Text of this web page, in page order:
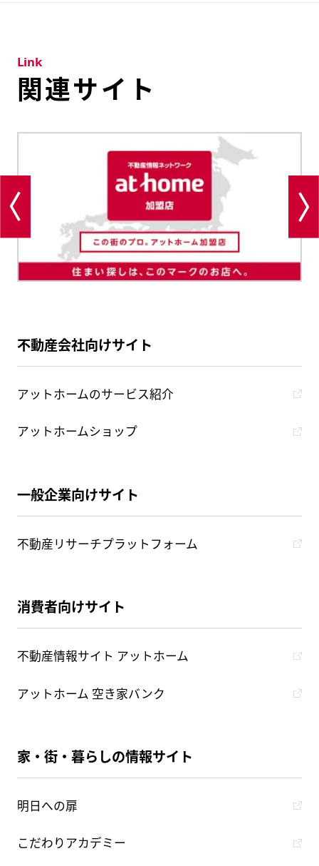
関連サイト
Link
不動産会社向けサイト
アットホームのサービス紹介
アットホームショップ
一般企業向けサイト
不動産リサーチプラットフォーム
消費者向けサイト
不動産情報サイト アットホーム
アットホーム 空き家バンク
家・街・暮らしの情報サイト
明日への扉
こだわりアカデミー